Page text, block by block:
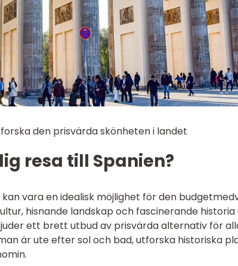
den prisvärda skönheten i landet
resa till Spanien?
kan vara en idealisk möjlighet för den
hisnande landskap och fascinerande
ett brett utbud av prisvärda alternativ för
är ute efter sol och bad, utforska historiska